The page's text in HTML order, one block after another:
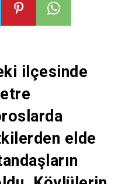
ilçesinde
elde